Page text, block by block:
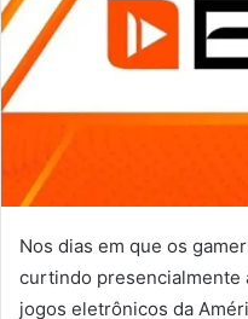
Nos dias em que os
curtindo presencialmente
jogos eletrônicos da